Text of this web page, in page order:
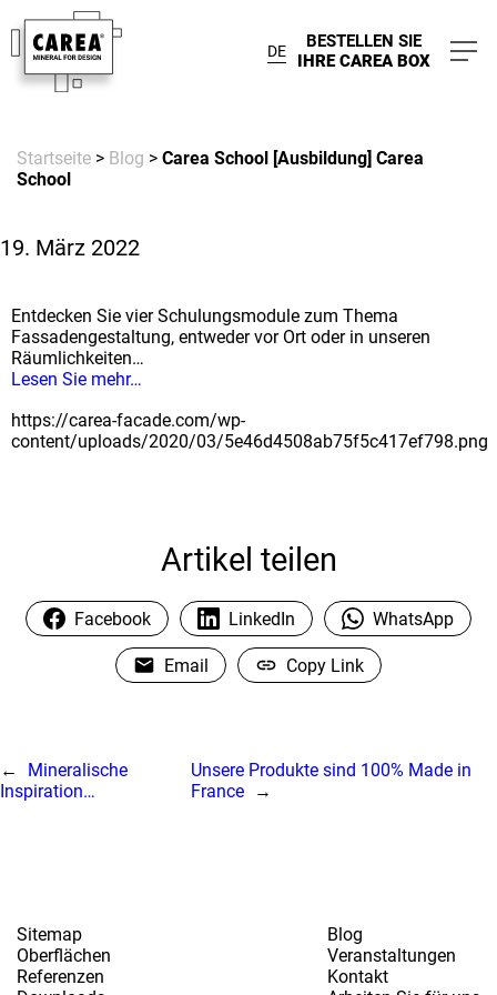
DE
BESTELLEN SIE
IHRE CAREA BOX
Startseite > Blog > Carea School [Ausbildung] Carea
School
19. März 2022
Entdecken Sie vier Schulungsmodule zum Thema
Fassadengestaltung, entweder vor Ort oder in unseren
Räumlichkeiten…
Lesen Sie mehr…
https://carea-facade.com/wp-
content/uploads/2020/03/5e46d4508ab75f5c417ef798.png
Artikel teilen
Facebook LinkedIn WhatsApp
Email Copy Link
←
Mineralische
Inspiration…
Unsere Produkte sind 100% Made in
France
→
Sitemap
Oberflächen
Referenzen
Blog
Veranstaltungen
Kontakt